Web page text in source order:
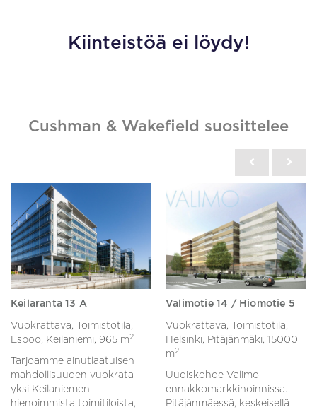
Kiinteistöä ei löydy!
Cushman & Wakefield suosittelee
Keilaranta 13 A
Vuokrattava, Toimistotila,
Espoo, Keilaniemi, 965 m 2
Tarjoamme ainutlaatuisen
mahdollisuuden vuokrata
yksi Keilaniemen
hienoimmista toimitiloista,
Valimotie 14 / Hiomotie 5
Vuokrattava, Toimistotila,
Helsinki, Pitäjänmäki, 15000
m 2
Uudiskohde Valimo
ennakkomarkkinoinnissa.
Pitäjänmäessä, keskeisellä